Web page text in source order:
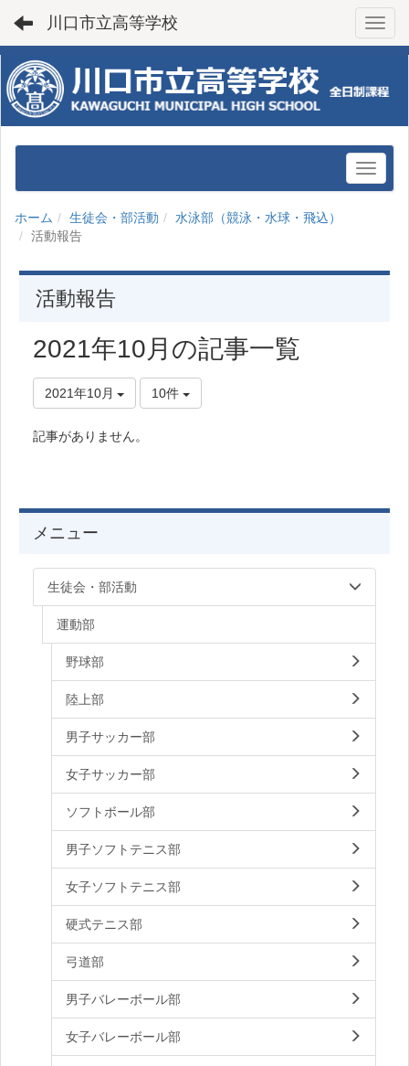
川口市立高等学校
ホーム 生徒会・部活動
水泳部（競泳・水球・飛込）
活動報告
活動報告
2021年10月の記事一覧
2021年10月 10件
記事がありません。
メニュー
生徒会・部活動
運動部
野球部
陸上部
男子サッカー部
女子サッカー部
ソフトボール部
男子ソフトテニス部
女子ソフトテニス部
硬式テニス部
弓道部
男子バレーボール部
女子バレーボール部